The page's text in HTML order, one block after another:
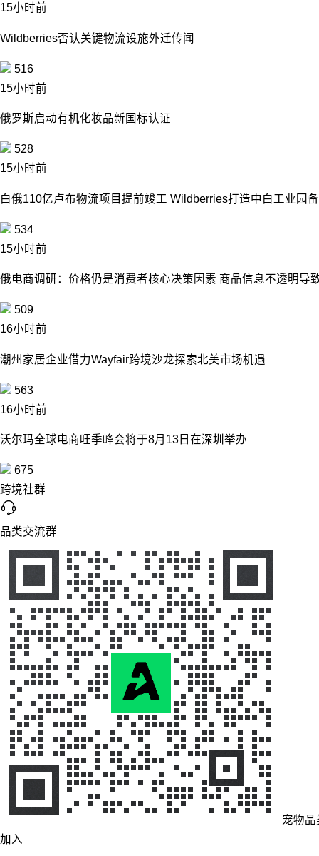
15小时前
Wildberries否认关键物流设施外迁传闻
516
15小时前
俄罗斯启动有机化妆品新国标认证
528
15小时前
白俄110亿卢布物流项目提前竣工 Wildberries打造中白工业园
534
15小时前
俄电商调研：价格仍是消费者核心决策因素 商品信息不透明导
509
16小时前
潮州家居企业借力Wayfair跨境沙龙探索北美市场机遇
563
16小时前
沃尔玛全球电商旺季峰会将于8月13日在深圳举办
675
跨境社群
品类交流群
宠物
加入